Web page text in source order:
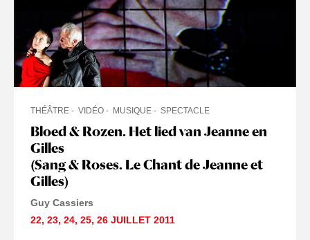
Bloed & Rozen. Het lied van Jeanne en
Gilles
(Sang & Roses. Le Chant de Jeanne et
Gilles)
THÉÂTRE VIDÉO MUSIQUE SPECTACLE
Guy Cassiers
22, 23, 24, 25, 26 JUILLET 2011